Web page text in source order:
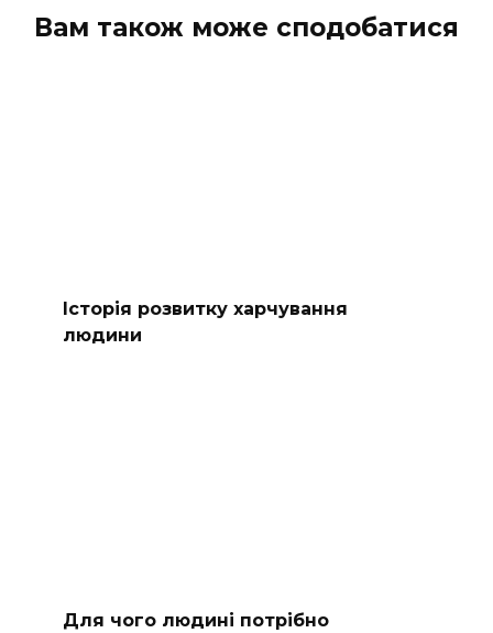
Вам також може сподобатися
Історія розвитку харчування
людини
Для чого людині потрібно